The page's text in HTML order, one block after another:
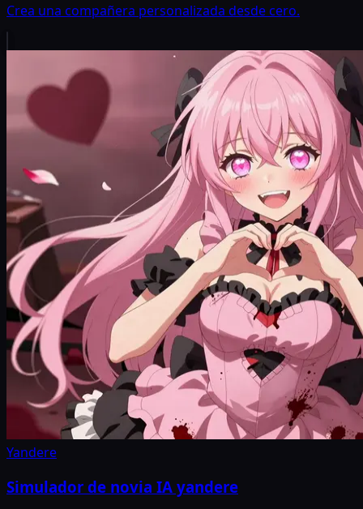
Crea una compañera personalizada desde cero.
Yandere
Simulador de novia IA yandere